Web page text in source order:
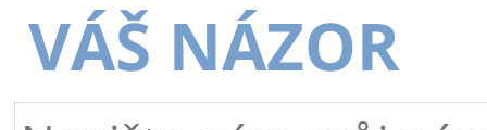
VÁŠ NÁZOR